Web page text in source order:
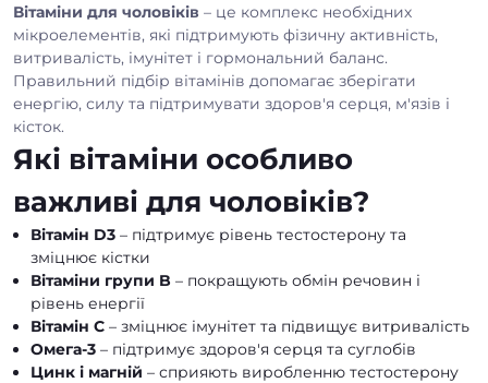
Вітаміни для чоловіків – це комплекс необхідних
мікроелементів, які підтримують фізичну активність,
витривалість, імунітет і гормональний баланс.
Правильний підбір вітамінів допомагає зберігати
енергію, силу та підтримувати здоров'я серця, м'язів і
кісток.
Які вітаміни особливо
важливі для чоловіків?
Вітамін D3 – підтримує рівень тестостерону та
зміцнює кістки
Вітаміни групи B – покращують обмін речовин і
рівень енергії
Вітамін C – зміцнює імунітет та підвищує витривалість
Омега-3 – підтримує здоров'я серця та суглобів
Цинк і магній – сприяють виробленню тестостерону